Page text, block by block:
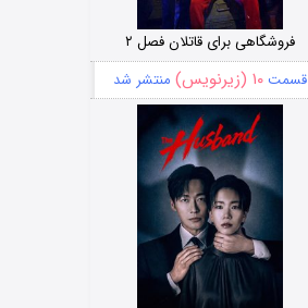
فروشگاهی برای قاتلان فصل ۲
قسمت۱۰ (زیرنویس) منتشر شد